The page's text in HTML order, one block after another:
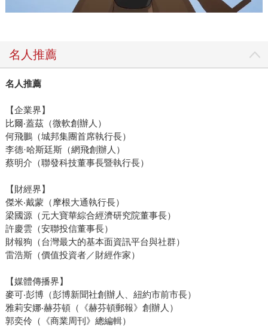
名人推薦
名人推薦
【企業界】
比爾‧蓋茲（微軟創辦人）
何飛鵬（城邦集團首席執行長）
李德·哈斯廷斯（網飛創辦人）
蔡明介（聯發科技董事長暨執行長）
【財經界】
傑米‧戴蒙（摩根大通執行長）
梁國源（元大寶華綜合經濟研究院董事長）
許慶雲（安聯投信董事長）
財報狗（台灣最大的基本面資訊平台與社群）
雷浩斯（價值投資者／財經作家）
【媒體傳播界】
麥可‧彭博（彭博新聞社創辦人、紐約市前市長）
雅莉安娜‧赫芬頓（《赫芬頓郵報》創辦人）
郭奕伶（《商業周刊》總編輯）